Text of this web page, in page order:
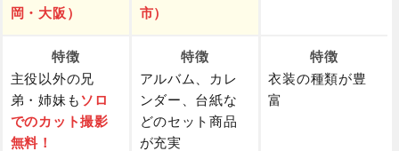
岡・大阪）
市）
特徴
主役以外の兄
弟・姉妹も ソロ
でのカット撮影
無料！
特徴
アルバム、カレ
ンダー、台紙な
どのセット商品
が充実
特徴
衣装の種類が豊
富